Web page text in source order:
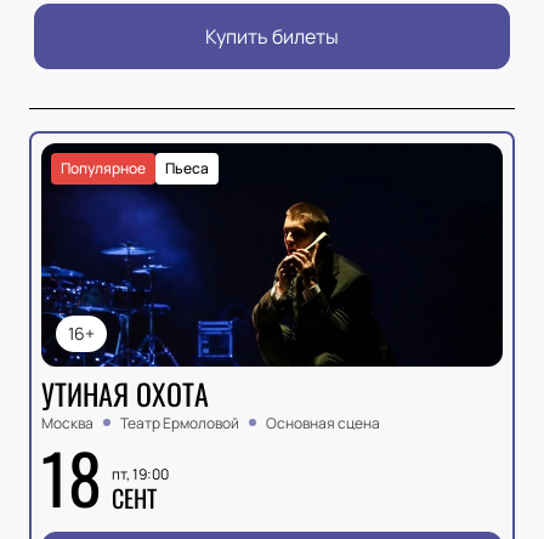
Купить билеты
16+
Пьеса
Популярное
УТИНАЯ ОХОТА
Москва Театр Ермоловой Основная сцена
18 пт, 19:00
СЕНТ